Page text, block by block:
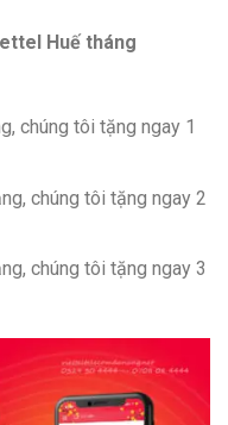
Huế tháng
chúng tôi tặng ngay 1
chúng tôi tặng ngay 2
chúng tôi tặng ngay 3